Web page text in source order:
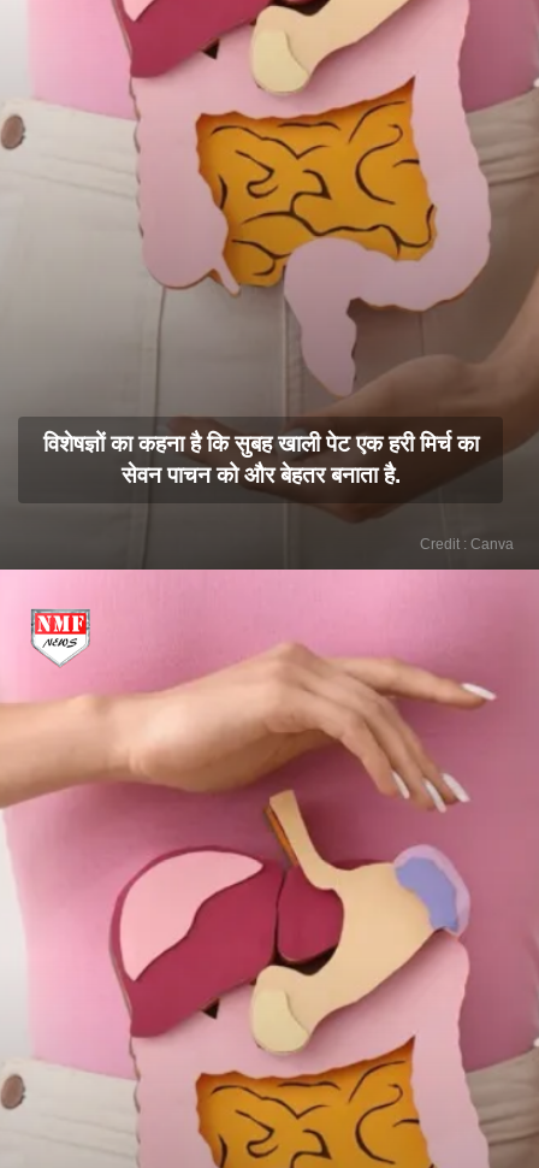
विशेषज्ञों का कहना है कि सुबह खाली पेट एक हरी मिर्च का
सेवन पाचन को और बेहतर बनाता है.
Credit : Canva